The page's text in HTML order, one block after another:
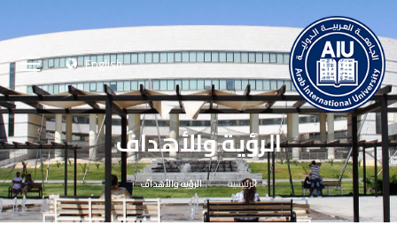
English
الرؤية والأهداف
الرئيسية الرؤية والأهداف